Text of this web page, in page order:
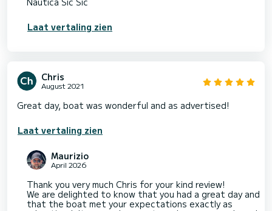
Laat vertaling zien
Chris
August 2021
Great day, boat was wonderful and as advertised!
Laat vertaling zien
Maurizio
April 2026
Thank you very much Chris for your kind review!
We are delighted to know that you had a great day and
that the boat met your expectations exactly as